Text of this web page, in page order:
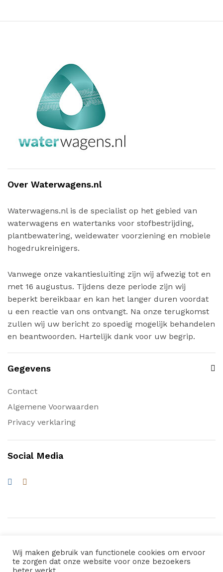
Over Waterwagens.nl
Waterwagens.nl is de specialist op het gebied van
waterwagens en watertanks voor stofbestrijding,
plantbewatering, weidewater voorziening en mobiele
hogedrukreinigers.
Vanwege onze vakantiesluiting zijn wij afwezig tot en
met 16 augustus. Tijdens deze periode zijn wij
beperkt bereikbaar en kan het langer duren voordat
u een reactie van ons ontvangt. Na onze terugkomst
zullen wij uw bericht zo spoedig mogelijk behandelen
en beantwoorden. Hartelijk dank voor uw begrip.
Gegevens
Contact
Algemene Voorwaarden
Privacy verklaring
Social Media
© 2026 Waterwagens.nl. All Rights Reserved
Wij maken gebruik van functionele cookies om ervoor
te zorgen dat onze website voor onze bezoekers